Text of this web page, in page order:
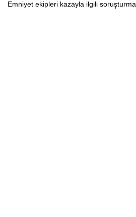
Emniyet ekipleri kazayla ilgili